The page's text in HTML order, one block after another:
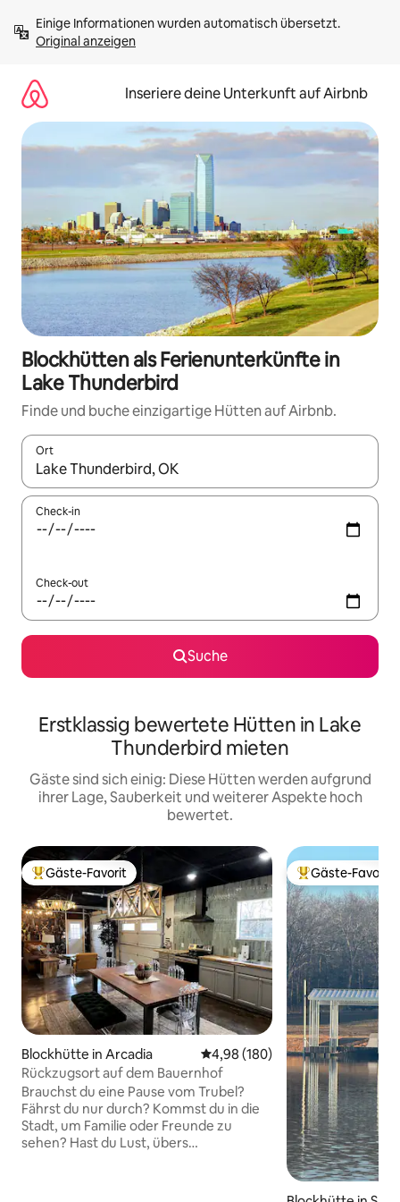
Inhalten
springenOriginal anzeigen
Inseriere deine Unterkunft auf Airbnb
Blockhütten als Ferienunterkünfte in
Lake Thunderbird
Finde und buche einzigartige Hütten auf Airbnb.
Ort
Wenn Ergebnisse verfügbar sind, navigiere mit den
Check-in
Check-out
Suche
Erstklassig bewertete Hütten in Lake
Thunderbird mieten
Gäste sind sich einig: Diese Hütten werden aufgrund
ihrer Lage, Sauberkeit und weiterer Aspekte hoch
bewertet.
Beliebter Gäste-Favorit.
Gäste-Favorit
Blockhütte in Arcadia Durchschnittliche Bewertung:
4,98 (180)
Rückzugsort auf dem Bauernhof
Brauchst du eine Pause vom Trubel?
Fährst du nur durch? Kommst du in die
Stadt, um Familie oder Freunde zu
sehen? Hast du Lust, übers
Beliebter Gäste-
Gäste-Favorit